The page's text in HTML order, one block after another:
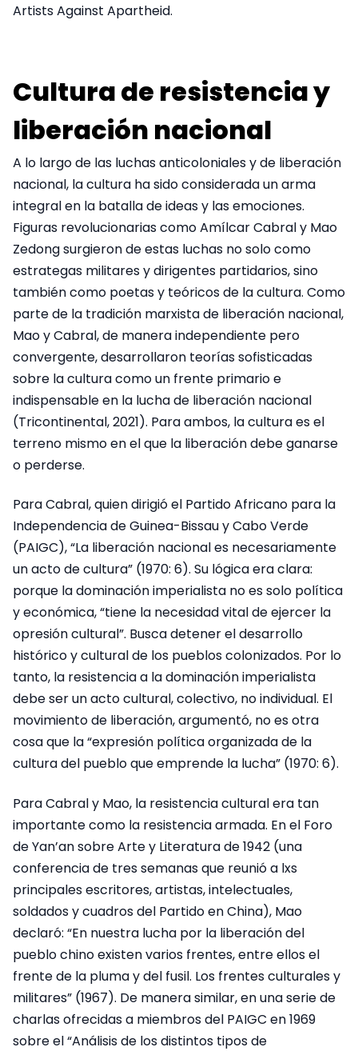
Artists Against Apartheid.
Cultura de resistencia y
liberación nacional
A lo largo de las luchas anticoloniales y de liberación
nacional, la cultura ha sido considerada un arma
integral en la batalla de ideas y las emociones.
Figuras revolucionarias como Amílcar Cabral y Mao
Zedong surgieron de estas luchas no solo como
estrategas militares y dirigentes partidarios, sino
también como poetas y teóricos de la cultura. Como
parte de la tradición marxista de liberación nacional,
Mao y Cabral, de manera independiente pero
convergente, desarrollaron teorías sofisticadas
sobre la cultura como un frente primario e
indispensable en la lucha de liberación nacional
(Tricontinental, 2021). Para ambos, la cultura es el
terreno mismo en el que la liberación debe ganarse
o perderse.
Para Cabral, quien dirigió el Partido Africano para la
Independencia de Guinea-Bissau y Cabo Verde
(PAIGC), “La liberación nacional es necesariamente
un acto de cultura” (1970: 6). Su lógica era clara:
porque la dominación imperialista no es solo política
y económica, “tiene la necesidad vital de ejercer la
opresión cultural”. Busca detener el desarrollo
histórico y cultural de los pueblos colonizados. Por lo
tanto, la resistencia a la dominación imperialista
debe ser un acto cultural, colectivo, no individual. El
movimiento de liberación, argumentó, no es otra
cosa que la “expresión política organizada de la
cultura del pueblo que emprende la lucha” (1970: 6).
Para Cabral y Mao, la resistencia cultural era tan
importante como la resistencia armada. En el Foro
de Yan’an sobre Arte y Literatura de 1942 (una
conferencia de tres semanas que reunió a lxs
principales escritores, artistas, intelectuales,
soldados y cuadros del Partido en China), Mao
declaró: “En nuestra lucha por la liberación del
pueblo chino existen varios frentes, entre ellos el
frente de la pluma y del fusil. Los frentes culturales y
militares” (1967). De manera similar, en una serie de
charlas ofrecidas a miembros del PAIGC en 1969
sobre el “Análisis de los distintos tipos de